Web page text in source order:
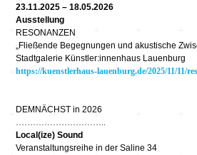
23.11.2025 – 18.05.2026
Ausstellung
RESONANZEN
„Fließende Begegnungen und akustische
Stadtgalerie Künstler:innenhaus Lauenburg
https://kuenstlerhaus-lauenburg.de/2025/11/11/
DEMNÄCHST in 2026
…………………………..
Local(ize) Sound
Veranstaltungsreihe in der Saline 34